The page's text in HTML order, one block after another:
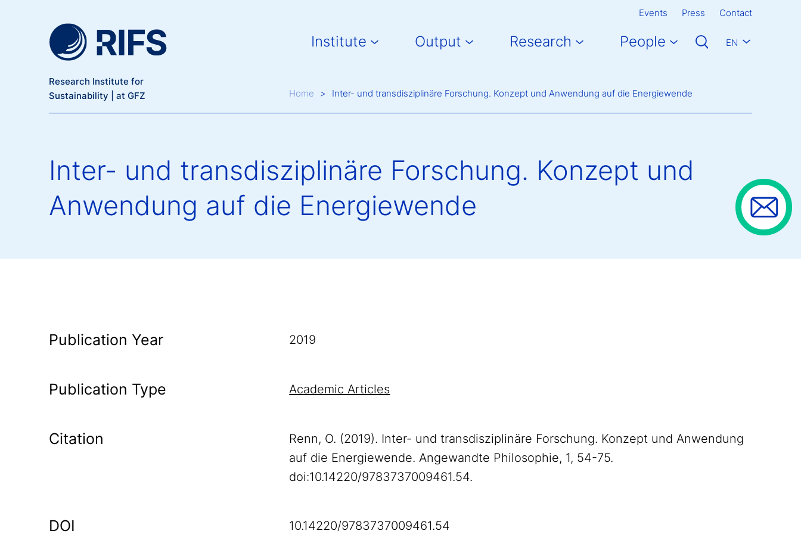
Events Press Contact
Institute Output Research People EN
Research Institute for
Sustainability | at GFZ
Breadcrumb
Home Inter- und transdisziplinäre Forschung. Konzept und Anwendung auf die Energiewende
Inter- und transdisziplinäre Forschung. Konzept und
Anwendung auf die Energiewende
Publication Year 2019
Publication Type Academic Articles
Citation
Renn, O. (2019). Inter- und transdisziplinäre Forschung. Konzept und Anwendung
auf die Energiewende. Angewandte Philosophie, 1, 54-75.
doi:10.14220/9783737009461.54.
DOI 10.14220/9783737009461.54